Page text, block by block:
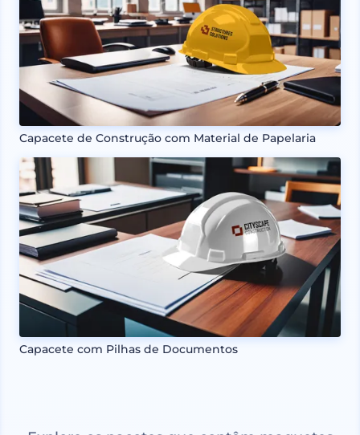
Capacete de Construção com Material de Papelaria
Capacete com Pilhas de Documentos